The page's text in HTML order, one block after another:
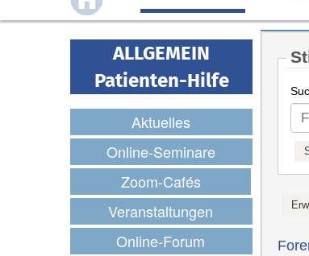
ALLGEMEIN
Patienten-Hilfe
Aktuelles
Online-Seminare
Zoom-Cafés
Veranstaltungen
Online-Forum